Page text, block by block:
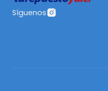
Síguenos